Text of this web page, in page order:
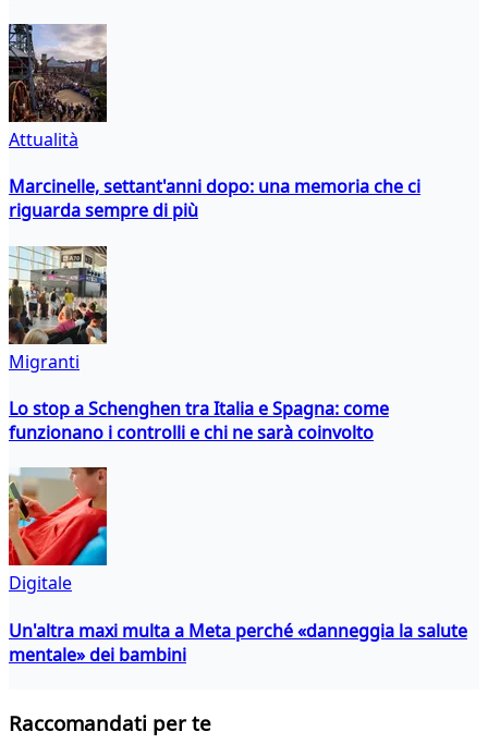
Attualità
Marcinelle, settant'anni dopo: una memoria che ci
riguarda sempre di più
Migranti
Lo stop a Schenghen tra Italia e Spagna: come
funzionano i controlli e chi ne sarà coinvolto
Digitale
Un'altra maxi multa a Meta perché «danneggia la salute
mentale» dei bambini
Raccomandati per te